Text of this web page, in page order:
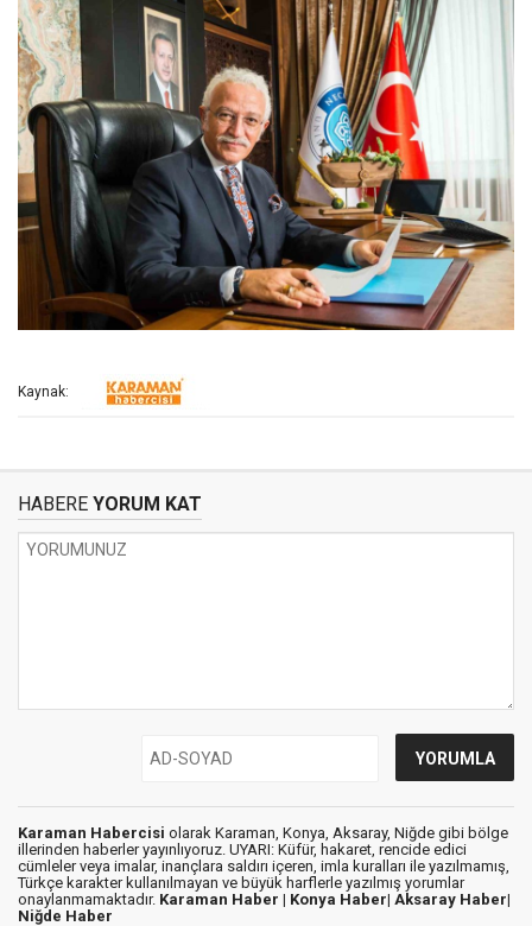
Kaynak:
HABERE YORUM KAT
Karaman Habercisi olarak Karaman, Konya, Aksaray, Niğde gibi bölge
illerinden haberler yayınlıyoruz. UYARI: Küfür, hakaret, rencide edici
cümleler veya imalar, inançlara saldırı içeren, imla kuralları ile yazılmamış,
Türkçe karakter kullanılmayan ve büyük harflerle yazılmış yorumlar
onaylanmamaktadır. Karaman Haber | Konya Haber| Aksaray Haber|
Niğde Haber